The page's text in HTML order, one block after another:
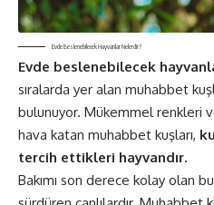
Evde Beslenebilecek Hayvanlar Nelerdir?
Evde beslenebilecek
sıralarda yer alan muhabbet
bulunuyor. Mükemmel renkleri
hava katan muhabbet kuşları,
tercih ettikleri hayvandır.
Bakımı son derece kolay olan